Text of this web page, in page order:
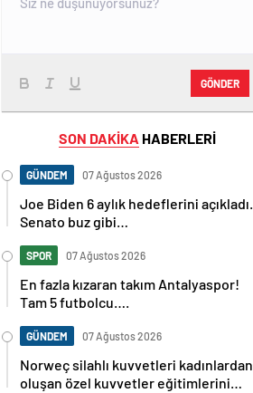
GÖNDER
SON DAKİKA HABERLERİ
GÜNDEM 07 Ağustos 2026
Joe Biden 6 aylık hedeflerini açıkladı.
Senato buz gibi…
SPOR 07 Ağustos 2026
En fazla kızaran takım Antalyaspor!
Tam 5 futbolcu….
GÜNDEM 07 Ağustos 2026
Norweç silahlı kuvvetleri kadınlardan
oluşan özel kuvvetler eğitimlerini